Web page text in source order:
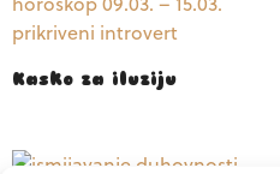
Kasko za iluziju